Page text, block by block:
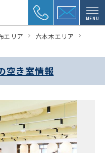
MENU
エリア
六本木エリア
空き室情報